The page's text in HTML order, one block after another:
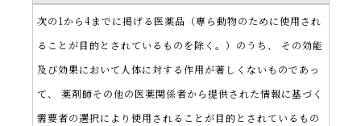
次の1から4までに掲げる医薬品（専ら動物のために使用され
ることが目的とされているものを除く。）のうち、 その効能
及び効果において人体に対する作用が著しくないものであっ
て、 薬剤師その他の医薬関係者から提供された情報に基づく
需要者の選択により使用されることが目的とされているもの